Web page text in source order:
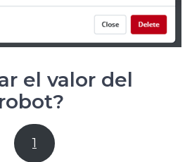
el valor del
1